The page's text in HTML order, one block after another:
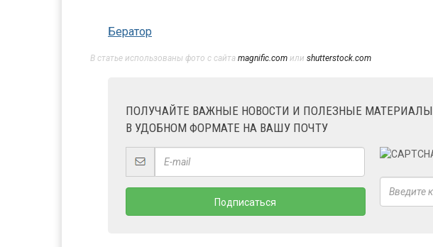
Бератор
В статье использованы фото с сайта magnific.com или shutterstock.com
ПОЛУЧАЙТЕ ВАЖНЫЕ НОВОСТИ И ПОЛЕЗНЫЕ МАТЕРИАЛЫ
В УДОБНОМ ФОРМАТЕ НА ВАШУ ПОЧТУ